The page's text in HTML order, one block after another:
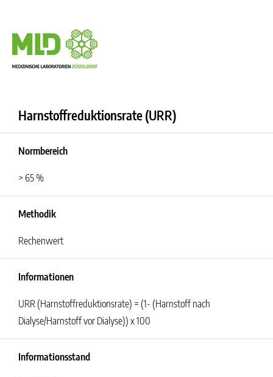
Harnstoffreduktionsrate (URR)
Normbereich
> 65 %
Methodik
Rechenwert
Informationen
URR (Harnstoffreduktionsrate) = (1- (Harnstoff nach
Dialyse/Harnstoff vor Dialyse)) x 100
Informationsstand